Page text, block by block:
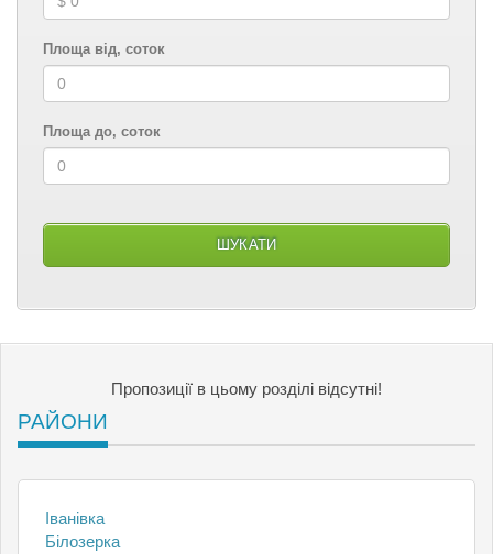
Площа від, соток
Площа до, соток
Пропозиції в цьому розділі відсутні!
РАЙОНИ
Іванівка
Білозерка